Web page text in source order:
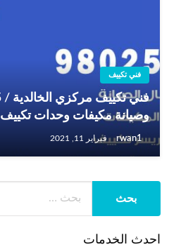
فني تكييف
وصيانة مكيفات وحدات تكييف
rwan1 فبراير 11, 2021
احدث الخدمات